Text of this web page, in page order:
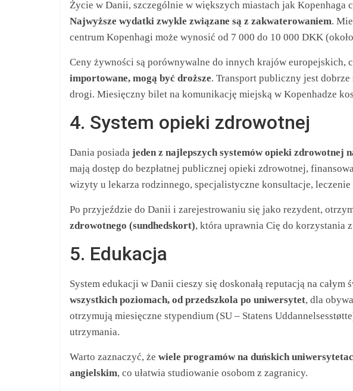
Życie w Danii, szczególnie w większych miastach jak Kopenhaga
Najwyższe wydatki zwykle związane są z zakwaterowaniem.
centrum Kopenhagi może wynosić od 7 000 do 10 000 DKK
Ceny żywności są porównywalne do innych krajów europejskich,
importowane, mogą być droższe. Transport publiczny jest
drogi. Miesięczny bilet na komunikację miejską w Kopenhadze
4. System opieki zdrowotnej
Dania posiada jeden z najlepszych systemów opieki zdrowotnej
mają dostęp do bezpłatnej publicznej opieki zdrowotnej,
wizyty u lekarza rodzinnego, specjalistyczne konsultacje,
Po przyjeździe do Danii i zarejestrowaniu się jako rezydent,
zdrowotnego (sundhedskort), która uprawnia Cię do korzystania
5. Edukacja
System edukacji w Danii cieszy się doskonałą reputacją na całym
wszystkich poziomach, od przedszkola po uniwersytet, dla
otrzymują miesięczne stypendium (SU – Statens
utrzymania.
Warto zaznaczyć, że wiele programów na duńskich
angielskim, co ułatwia studiowanie osobom z zagranicy.